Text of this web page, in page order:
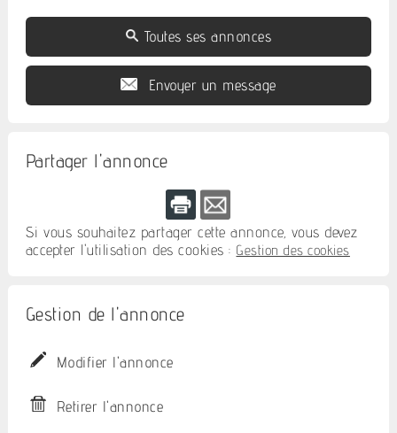
Toutes ses annonces
Envoyer un message
Partager l'annonce
Si vous souhaitez partager cette annonce, vous devez
accepter l'utilisation des cookies : Gestion des cookies
Gestion de l'annonce
Modifier l'annonce
Retirer l'annonce